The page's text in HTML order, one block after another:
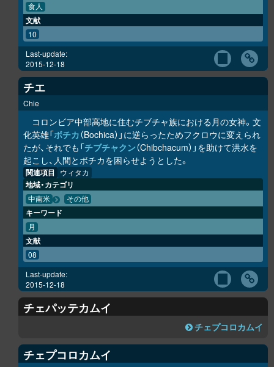
食人
文献
10
Last-update:
2015-12-18
チエ
Chie
コロンビア中部高地に住むチブチャ族における月の女神。文
化英雄「ボチカ（Bochica）」に逆らったためフクロウに変えられ
たが、それでも「チブチャクン（Chibchacum）」を助けて洪水を
起こし、人間とボチカを困らせようとした。
関連項目 ウィタカ
地域・カテゴリ
中南米 その他
キーワード
月
文献
08
Last-update:
2015-12-18
チェパッテカムイ
チェプコ ロカムイ
チェプコロカムイ